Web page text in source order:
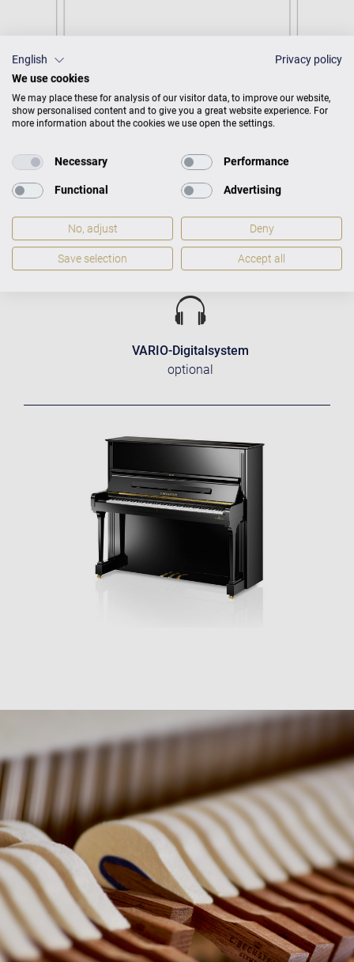
C. Bechstein Connect
integriert
VARIO-Digitalsystem
optional
English
Privacy policy
We use cookies
We may place these for analysis of our visitor data, to improve our website,
show personalised content and to give you a great website experience. For
more information about the cookies we use open the settings.
Necessary Performance
Functional Advertising
No, adjust Deny
Save selection Accept all